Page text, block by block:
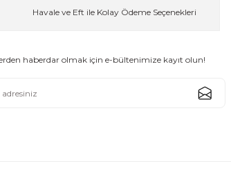
Havale ve Eft ile Kolay Ödeme Seçenekleri
haberdar olmak için e-bültenimize kayıt olun!